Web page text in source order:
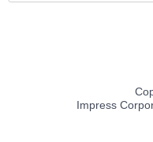
Impress